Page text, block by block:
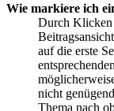
Wie markiere ich
Durch Klicken
auf die erste
nicht
Thema nach